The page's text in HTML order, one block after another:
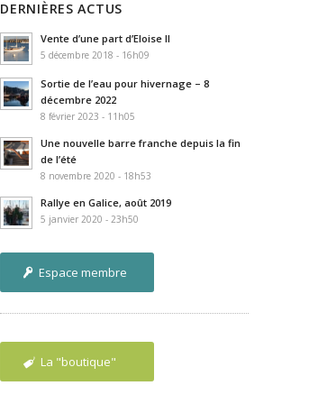
DERNIÈRES ACTUS
Vente d’une part d’Eloise II
5 décembre 2018 - 16h09
Sortie de l’eau pour hivernage – 8
décembre 2022
8 février 2023 - 11h05
Une nouvelle barre franche depuis la fin
de l’été
8 novembre 2020 - 18h53
Rallye en Galice, août 2019
5 janvier 2020 - 23h50
Espace membre
La "boutique"